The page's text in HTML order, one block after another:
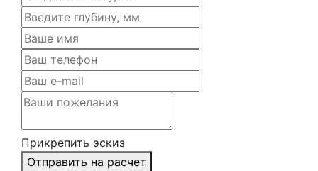
Прикрепить эскиз
Отправить на расчет